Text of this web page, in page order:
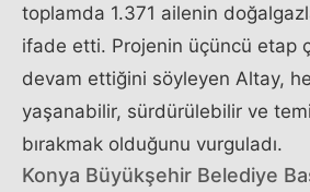
toplamda 1.371 ailenin
ifade etti. Projenin üçüncü etap
devam ettiğini söyleyen Altay,
yaşanabilir, sürdürülebilir ve
bırakmak olduğunu vurguladı.
Konya Büyükşehir Belediye